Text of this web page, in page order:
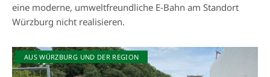
eine moderne, umweltfreundliche E-Bahn am Standort
Würzburg nicht realisieren.
AUS WÜRZBURG UND DER REGION